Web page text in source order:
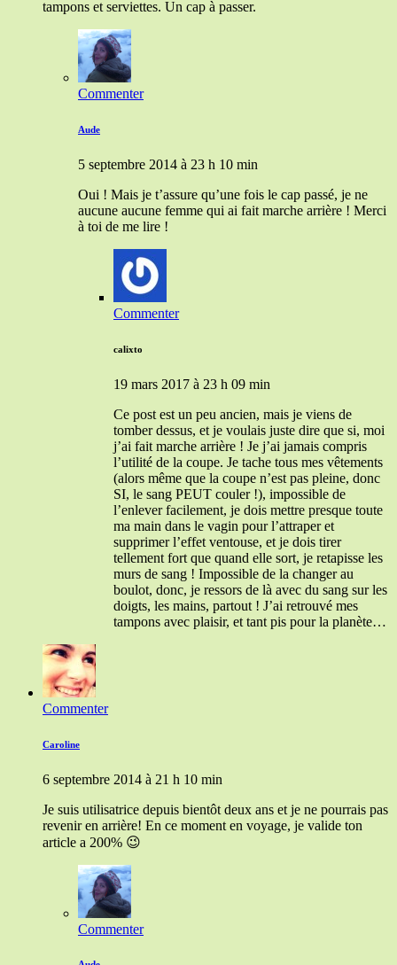
tampons et serviettes. Un cap à passer.
Commenter
Aude
5 septembre 2014 à 23 h 10 min
Oui ! Mais je t’assure qu’une fois le cap passé, je ne
aucune aucune femme qui ai fait marche arrière ! Merci
à toi de me lire !
Commenter
calixto
19 mars 2017 à 23 h 09 min
Ce post est un peu ancien, mais je viens de
tomber dessus, et je voulais juste dire que si, moi
j’ai fait marche arrière ! Je j’ai jamais compris
l’utilité de la coupe. Je tache tous mes vêtements
(alors même que la coupe n’est pas pleine, donc
SI, le sang PEUT couler !), impossible de
l’enlever facilement, je dois mettre presque toute
ma main dans le vagin pour l’attraper et
supprimer l’effet ventouse, et je dois tirer
tellement fort que quand elle sort, je retapisse les
murs de sang ! Impossible de la changer au
boulot, donc, je ressors de là avec du sang sur les
doigts, les mains, partout ! J’ai retrouvé mes
tampons avec plaisir, et tant pis pour la planète…
Commenter
Caroline
6 septembre 2014 à 21 h 10 min
Je suis utilisatrice depuis bientôt deux ans et je ne pourrais pas
revenir en arrière! En ce moment en voyage, je valide ton
article a 200% 😉
Commenter